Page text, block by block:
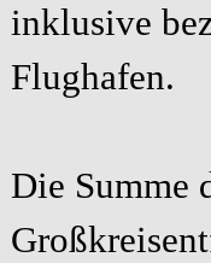
inklusive
Flughafen.
Die Summe